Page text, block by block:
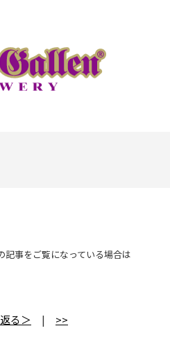
事をご覧になっている場合は
る＞ | >>